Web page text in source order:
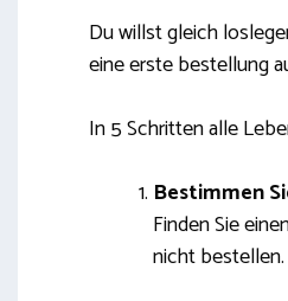
Du willst gleich
eine erste bestellung
In 5 Schritten alle
Bestimmen
Finden Sie
nicht bestellen.